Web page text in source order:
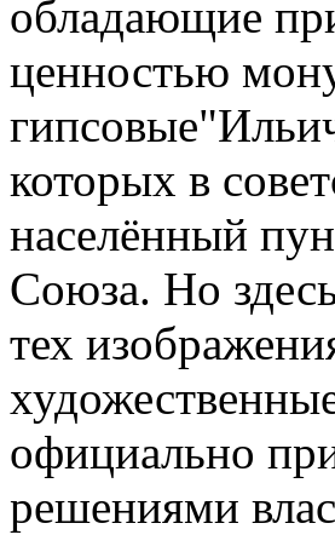
обладающие
ценностью
которых в
населённый
Союза. Но
тех
официально
решениями